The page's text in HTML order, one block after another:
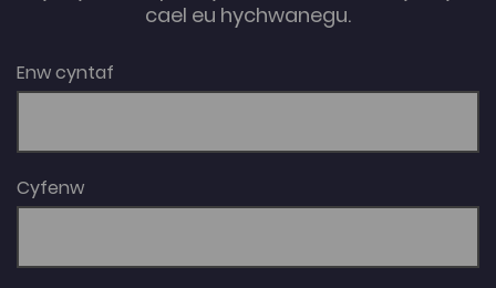
cael eu hychwanegu.
Enw cyntaf
Cyfenw